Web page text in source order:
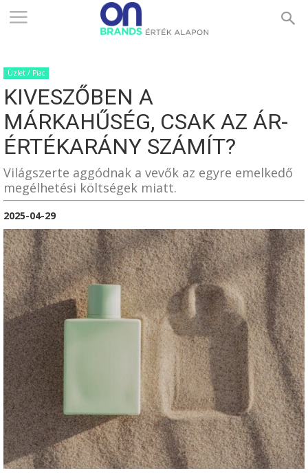
ONBRANDS
–
ÉRTÉK
ALAPON
Üzlet / Piac
KIVESZŐBEN A
MÁRKAHŰSÉG, CSAK AZ ÁR-
ÉRTÉKARÁNY SZÁMÍT?
Világszerte aggódnak a vevők az egyre emelkedő
megélhetési költségek miatt.
2025-04-29